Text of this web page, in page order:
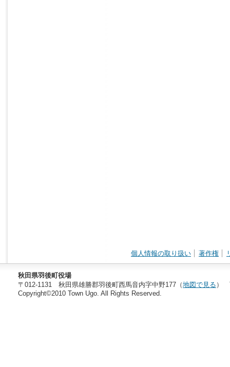
個人情報の取り扱い 著作権
秋田県羽後町役場
〒012-1131 秋田県雄勝郡羽後町西馬音内字中野177（地図で見る ）
Copyright©2010 Town Ugo. All Rights Reserved.